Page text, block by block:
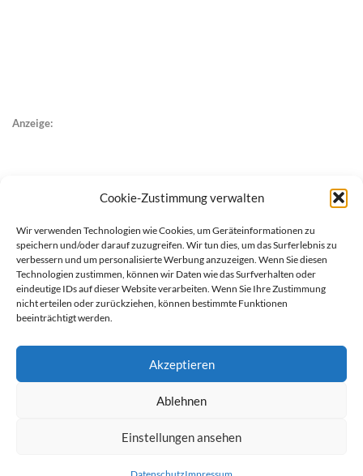
Cookie-Zustimmung verwalten
Wir verwenden Technologien wie Cookies, um Geräteinformationen zu
speichern und/oder darauf zuzugreifen. Wir tun dies, um das Surferlebnis zu
verbessern und um personalisierte Werbung anzuzeigen. Wenn Sie diesen
Technologien zustimmen, können wir Daten wie das Surfverhalten oder
eindeutige IDs auf dieser Website verarbeiten. Wenn Sie Ihre Zustimmung
nicht erteilen oder zurückziehen, können bestimmte Funktionen
beeinträchtigt werden.
Akzeptieren
Ablehnen
Einstellungen ansehen
Anzeige: